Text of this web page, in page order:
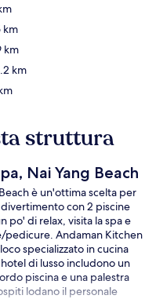
km
km
km
struttura
Nai Yang Beach
è un'ottima scelta per
divertimento con 2 piscine
po' di relax, visita la spa e
pedicure. Andaman Kitchen
specializzato in cucina
di lusso includono un
piscina e una palestra
lodano il personale